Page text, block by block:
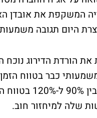
המשקפת את אובדן
היום תגובה
את הורדת הדירוג
כבר בטווח
לנוע
שלה למיחזור חוב.